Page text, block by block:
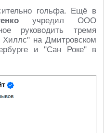
гольфа. Ещё в
учредил ООО
руководить тремя
на Дмитровском
и "Сан Роке" в